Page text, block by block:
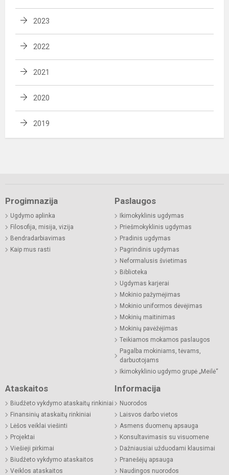
2023
2022
2021
2020
2019
Progimnazija
Ugdymo aplinka
Filosofija, misija, vizija
Bendradarbiavimas
Kaip mus rasti
Paslaugos
Ikimokyklinis ugdymas
Priešmokyklinis ugdymas
Pradinis ugdymas
Pagrindinis ugdymas
Neformalusis švietimas
Biblioteka
Ugdymas karjerai
Mokinio pažymėjimas
Mokinio uniformos dėvėjimas
Mokinių maitinimas
Mokinių pavėžėjimas
Teikiamos mokamos paslaugos
Pagalba mokiniams, tėvams,
darbuotojams
Ikimokyklinio ugdymo grupė „Meilė“
Ataskaitos
Biudžeto vykdymo ataskaitų rinkiniai
Finansinių ataskaitų rinkiniai
Lėšos veiklai viešinti
Projektai
Viešieji pirkimai
Biudžeto vykdymo ataskaitos
Veiklos ataskaitos
Informacija
Nuorodos
Laisvos darbo vietos
Asmens duomenų apsauga
Konsultavimasis su visuomene
Dažniausiai užduodami klausimai
Pranešėjų apsauga
Naudingos nuorodos